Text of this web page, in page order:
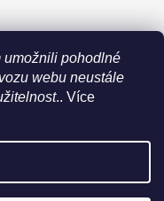
umožnili pohodlné
webu neustále
.. Více
stavu na prodejně. Při